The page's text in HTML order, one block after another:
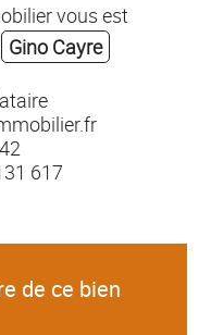
vous est
Gino Cayre
617
de ce bien